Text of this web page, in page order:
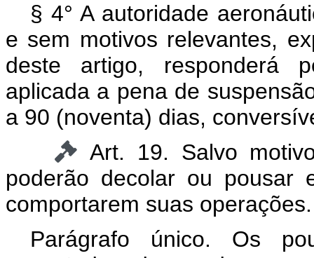
§ 4° A autoridade
e sem motivos relevantes,
deste artigo, responderá
aplicada a pena de
a 90 (noventa) dias,
Art. 19. Salvo
poderão decolar ou pousar
comportarem suas operações.
Parágrafo único. Os